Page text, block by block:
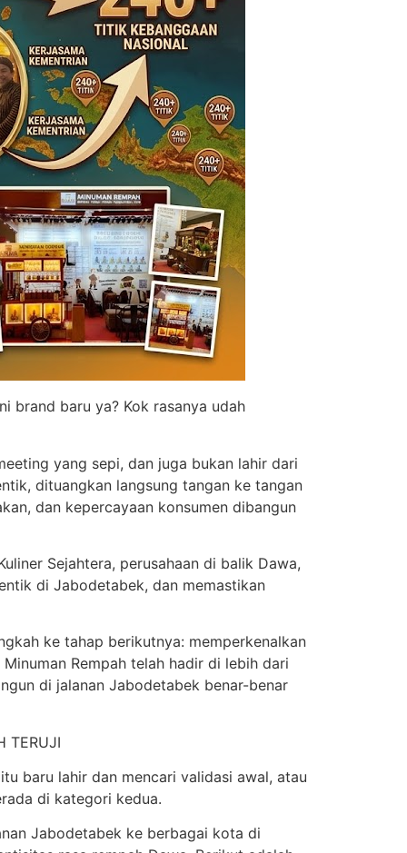
brand baru ya? Kok rasanya udah
yang sepi, dan juga bukan lahir dari
dituangkan langsung tangan ke tangan
dan kepercayaan konsumen dibangun
Sejahtera, perusahaan di balik Dawa,
di Jabodetabek, dan memastikan
ke tahap berikutnya: memperkenalkan
Rempah telah hadir di lebih dari
di jalanan Jabodetabek benar-benar
TERUJI
baru lahir dan mencari validasi awal, atau
di kategori kedua.
Jabodetabek ke berbagai kota di